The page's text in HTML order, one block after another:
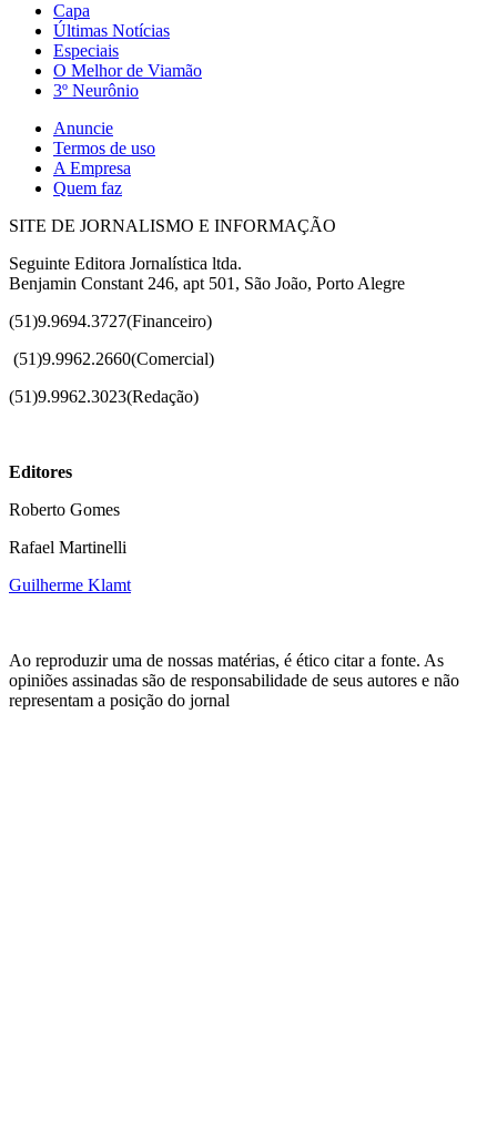
Capa
Últimas Notícias
Especiais
O Melhor de Viamão
3º Neurônio
Anuncie
Termos de uso
A Empresa
Quem faz
SITE DE JORNALISMO E INFORMAÇÃO
Seguinte Editora Jornalística ltda.
Benjamin Constant 246, apt 501, São João, Porto Alegre
(51)9.9694.3727(Financeiro)
(51)9.9962.2660(Comercial)
(51)9.9962.3023(Redação)
Editores
Roberto Gomes
Rafael Martinelli
Guilherme Klamt
Ao reproduzir uma de nossas matérias, é ético citar a fonte. As
opiniões assinadas são de responsabilidade de seus autores e não
representam a posição do jornal